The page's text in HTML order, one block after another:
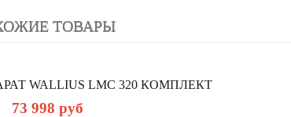
ТОВАРЫ
WALLIUS LMC 320 КОМПЛЕКТ
73 998 руб